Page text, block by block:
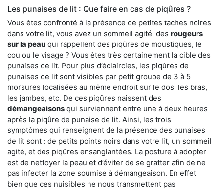
Les punaises de lit : Que faire en cas de piqûres ?
Vous êtes confronté à la présence de petites taches noires
dans votre lit, vous avez un sommeil agité, des rougeurs
sur la peau qui rappellent des piqûres de moustiques, le
cou ou le visage ? Vous êtes très certainement la cible des
punaises de lit. Pour plus d’éclaircies, les piqûres de
punaises de lit sont visibles par petit groupe de 3 à 5
morsures localisées au même endroit sur le dos, les bras,
les jambes, etc. De ces piqûres naissent des
démangeaisons qui surviennent entre une à deux heures
après la piqûre de punaise de lit. Ainsi, les trois
symptômes qui renseignent de la présence des punaises
de lit sont : de petits points noirs dans votre lit, un sommeil
agité, et des piqûres ensanglantées. La posture à adopter
est de nettoyer la peau et d’éviter de se gratter afin de ne
pas infecter la zone soumise à démangeaison. En effet,
bien que ces nuisibles ne nous transmettent pas